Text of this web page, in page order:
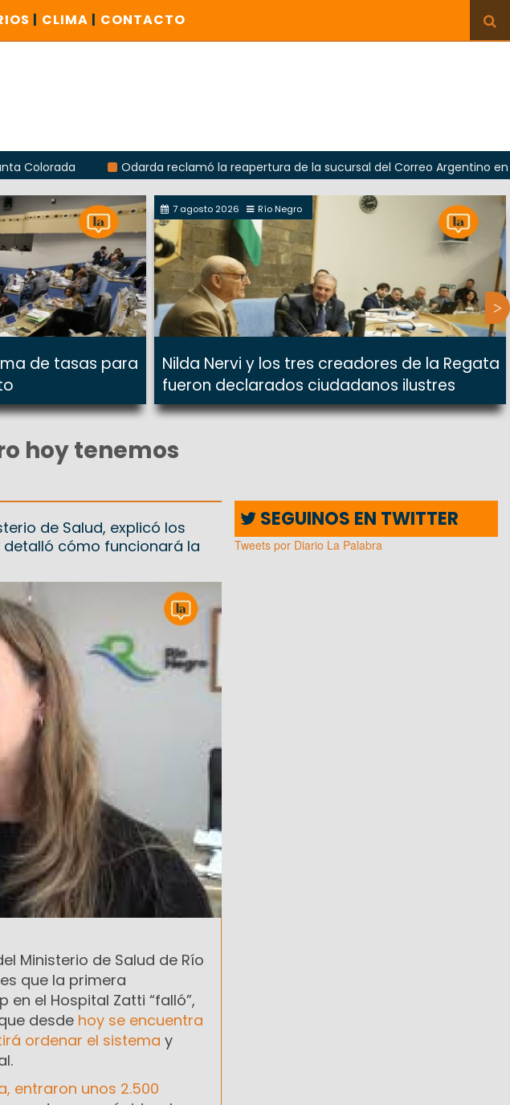
| CLIMA | CONTACTO
Odarda reclamó la reapertura de la sucursal del Correo Argentino en Sierra
de tasas para
7 agosto 2026 Río Negro
Nilda Nervi y los tres creadores de la Regata
fueron declarados ciudadanos ilustres
hoy tenemos
de Salud, explicó los
cómo funcionará la
Ministerio de Salud de Río
que la primera
el Hospital Zatti “falló”,
desde hoy se encuentra
ordenar el sistema y
entraron unos 2.500
SEGUINOS EN TWITTER
Tweets por Diario La Palabra